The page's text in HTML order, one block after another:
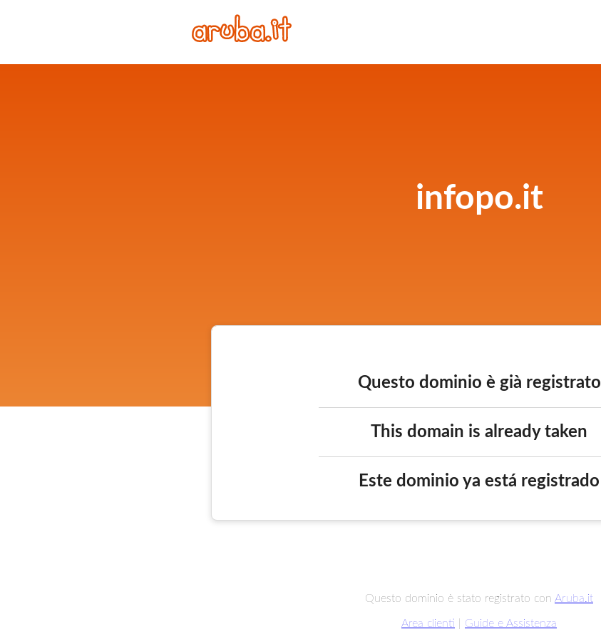
infopo.it
Questo dominio è già registrato
This domain is already taken
Este dominio ya está registrado
Questo dominio è stato registrato con Aruba.it
Area clienti Guide e Assistenza